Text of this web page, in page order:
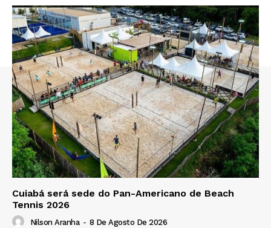
Cuiabá será sede do Pan-Americano de Beach
Tennis 2026
Nilson Aranha - 8 De Agosto De 2026